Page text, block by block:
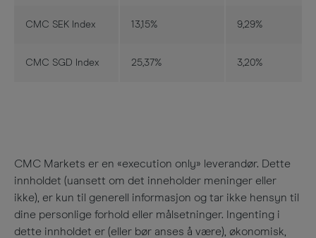
CMC SEK Index 13,15% 9,29%
CMC SGD Index 25,37% 3,20%
CMC Markets er en «execution only» leverandør. Dette
innholdet (uansett om det inneholder meninger eller
ikke), er kun til generell informasjon og tar ikke hensyn til
dine personlige forhold eller målsetninger. Ingenting i
dette innholdet er (eller bør anses å være), økonomisk,